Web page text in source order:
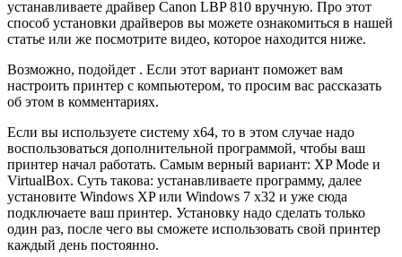
устанавливаете драйвер Canon LBP 810 вручную. Про этот
способ установки драйверов вы можете ознакомиться в нашей
статье или же посмотрите видео, которое находится ниже.
Возможно, подойдет . Если этот вариант поможет вам
настроить принтер с компьютером, то просим вас рассказать
об этом в комментариях.
Если вы используете систему x64, то в этом случае надо
воспользоваться дополнительной программой, чтобы ваш
принтер начал работать. Самым верный вариант: XP Mode и
VirtualBox. Суть такова: устанавливаете программу, далее
установите Windows XP или Windows 7 x32 и уже сюда
подключаете ваш принтер. Установку надо сделать только
один раз, после чего вы сможете использовать свой принтер
каждый день постоянно.